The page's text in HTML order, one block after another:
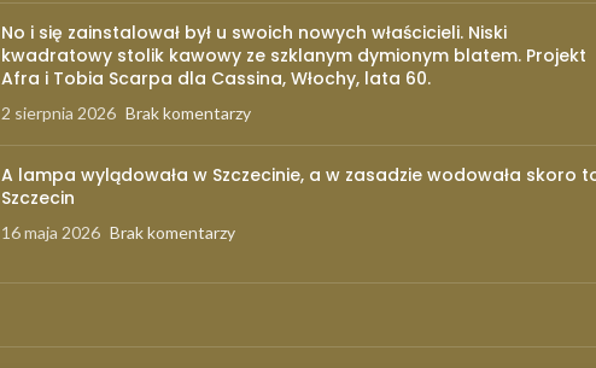
No i się zainstalował był u swoich nowych właścicieli. Niski
kwadratowy stolik kawowy ze szklanym dymionym blatem. Projekt
Afra i Tobia Scarpa dla Cassina, Włochy, lata 60.
2 sierpnia 2026 Brak komentarzy
A lampa wylądowała w Szczecinie, a w zasadzie wodowała skoro
Szczecin
16 maja 2026 Brak komentarzy